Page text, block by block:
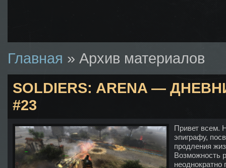
Главная » Архив материалов
SOLDIERS: ARENA —
#23
Привет всем.
эпиграфу,
продления
Возможность